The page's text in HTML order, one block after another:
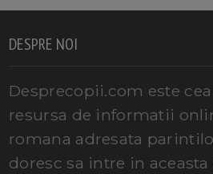
DESPRE NOI
Desprecopii.com este
resursa de informatii
romana adresata
doresc sa intre in